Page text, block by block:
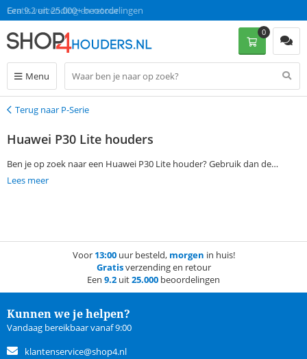
Gratis verzending en retour
Een 9.2 uit 25.000+ beoordelingen
Menu
0
Terug
Terug naar P-Serie
Huawei P30 Lite houders
Ben je op zoek naar een Huawei P30 Lite houder? Gebruik dan de
filtermogelijkheden aan de linkerkant van deze pagina om jouw
Lees meer
Voor 13:00uur besteld, morgen in huis!
Gratisverzending en retour
Een 9.2 uit25.000 beoordelingen
Kunnen we je helpen?
Vandaag bereikbaar vanaf 9:00
klantenservice@shop4.nl